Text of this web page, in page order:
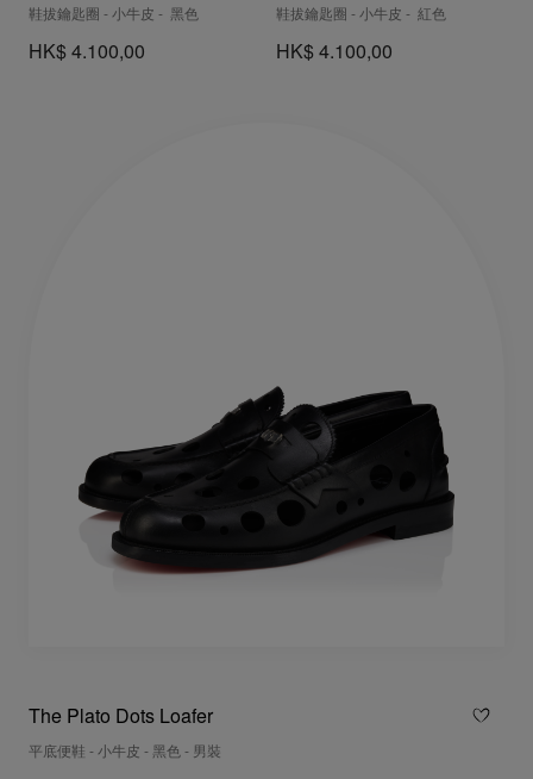
鞋拔鑰匙圈 - 小牛皮 - 黑色
HK$ 4.100,00
鞋拔鑰匙圈 - 小牛皮 - 紅色
HK$ 4.100,00
The Plato Dots Loafer
平底便鞋 - 小牛皮 - 黑色 - 男裝